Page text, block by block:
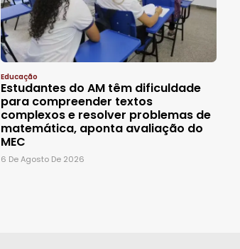
Educação
Estudantes do AM têm dificuldade
para compreender textos
complexos e resolver problemas de
matemática, aponta avaliação do
MEC
6 De Agosto De 2026